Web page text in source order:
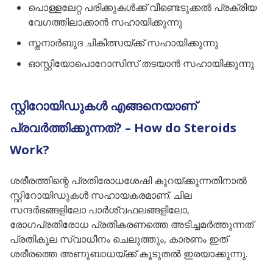
പൊള്ളലേറ്റ പരിക്കുകൾക്ക് വീണ്ടെടുക്കൽ പ്രക്രിയ
വേഗത്തിലാക്കാൻ സഹായിക്കുന്നു
സ്തനാർബുദ ചികിത്സയ്ക്ക് സഹായിക്കുന്നു
ഓസ്റ്റിയോപൊറോസിസ് തടയാൻ സഹായിക്കുന്നു
സ്റ്റിറോയിഡുകൾ എങ്ങനെയാണ്
പ്രവർത്തിക്കുന്നത്? – How do Steroids
Work?
ശരീരത്തിന്റെ പ്രതിരോധശേഷി കുറയ്ക്കുന്നതിനാൽ
സ്റ്റിറോയിഡുകൾ സഹായകരമാണ്. ചില
സന്ദർഭങ്ങളിലോ പാർശ്വഫലങ്ങളിലോ,
രോഗപ്രതിരോധ പ്രതികരണത്തെ അടിച്ചമർത്തുന്നത്
പ്രതികൂല സ്വാധീനം ചെലുത്തും, കാരണം ഇത്
ശരീരത്തെ അണുബാധയ്ക്ക് കൂടുതൽ ഇരയാക്കുന്നു.